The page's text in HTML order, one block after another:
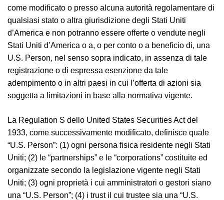
come modificato o presso alcuna autorità regolamentare di
qualsiasi stato o altra giurisdizione degli Stati Uniti
d’America e non potranno essere offerte o vendute negli
Stati Uniti d’America o a, o per conto o a beneficio di, una
U.S. Person, nel senso sopra indicato, in assenza di tale
registrazione o di espressa esenzione da tale
adempimento o in altri paesi in cui l’offerta di azioni sia
soggetta a limitazioni in base alla normativa vigente.
La Regulation S dello United States Securities Act del
1933, come successivamente modificato, definisce quale
“U.S. Person”: (1) ogni persona fisica residente negli Stati
Uniti; (2) le “partnerships” e le “corporations” costituite ed
organizzate secondo la legislazione vigente negli Stati
Uniti; (3) ogni proprietà i cui amministratori o gestori siano
una “U.S. Person”; (4) i trust il cui trustee sia una “U.S.